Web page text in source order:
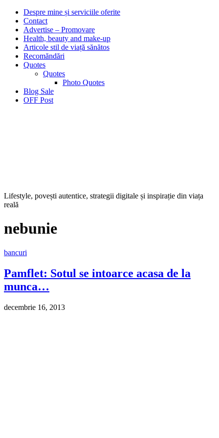
Despre mine și serviciile oferite
Contact
Advertise – Promovare
Health, beauty and make-up
Articole stil de viață sănătos
Recomăndări
Quotes
Quotes
Photo Quotes
Blog Sale
OFF Post
Lifestyle, povești autentice, strategii digitale și inspirație din viața
reală
nebunie
bancuri
Pamflet: Sotul se intoarce acasa de la
munca…
decembrie 16, 2013